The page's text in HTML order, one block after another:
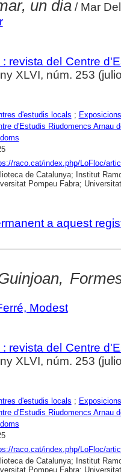
un dia/ Mar
: revista del Centre
XLVI, núm. 253
d'estudis locals ;
d'Estudis Riudomencs Arnau
raco.cat/index.php/LoFloc/
de Catalunya; Institut
Pompeu Fabra;
a aquest
Modest
: revista del Centre
XLVI, núm. 253
d'estudis locals ;
d'Estudis Riudomencs Arnau
raco.cat/index.php/LoFloc/
de Catalunya; Institut
Pompeu Fabra;